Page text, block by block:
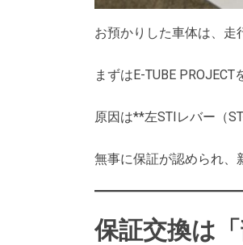
お預かりした車体は、走
まずはE-TUBE
原因は**左STIレバー（
無事に保証が認められ、
保証交換は